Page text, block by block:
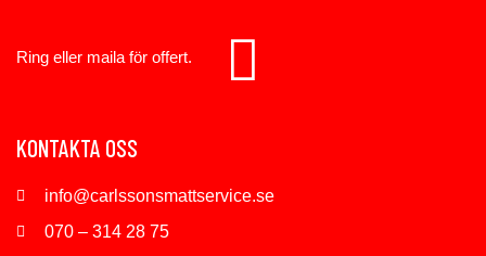
Ring eller maila för offert.
KONTAKTA OSS
info@carlssonsmattservice.se
070 – 314 28 75